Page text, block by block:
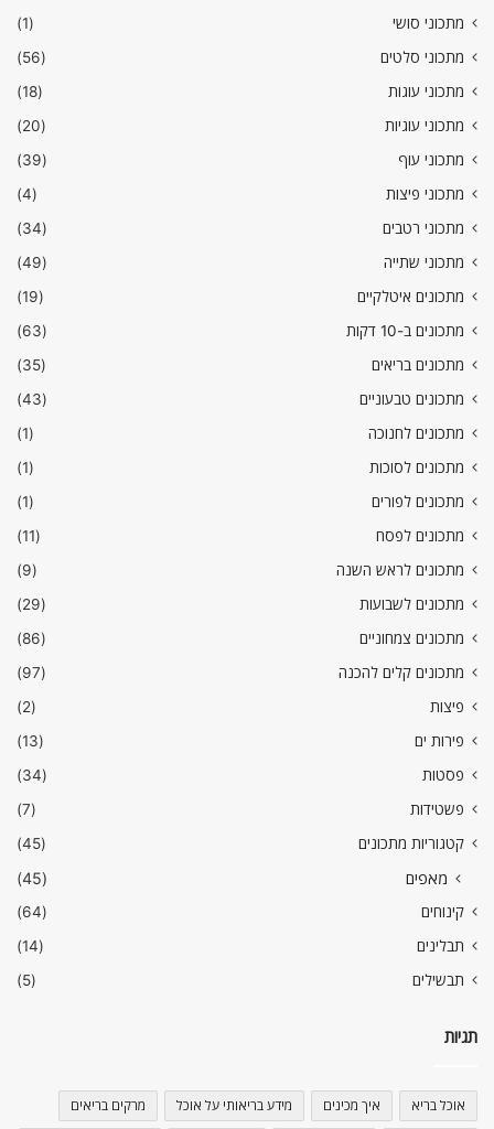
מתכוני סושי
(1)
מתכוני סלטים
(56)
מתכוני עוגות
(18)
מתכוני עוגיות
(20)
מתכוני עוף
(39)
מתכוני פיצות
(4)
מתכוני רטבים
(34)
מתכוני שתייה
(49)
מתכונים איטלקיים
(19)
מתכונים ב-10 דקות
(63)
מתכונים בריאים
(35)
מתכונים טבעוניים
(43)
מתכונים לחנוכה
(1)
מתכונים לסוכות
(1)
מתכונים לפורים
(1)
מתכונים לפסח
(11)
מתכונים לראש השנה
(9)
מתכונים לשבועות
(29)
מתכונים צמחוניים
(86)
מתכונים קלים להכנה
(97)
פיצות
(2)
פירות ים
(13)
פסטות
(34)
פשטידות
(7)
קטגוריות מתכונים
(45)
מאפים (45)
קינוחים
(64)
תבלינים
(14)
תבשילים
(5)
תגיות
אוכל בריא איך מכינים מידע בריאותי על אוכל מרקים בריאים